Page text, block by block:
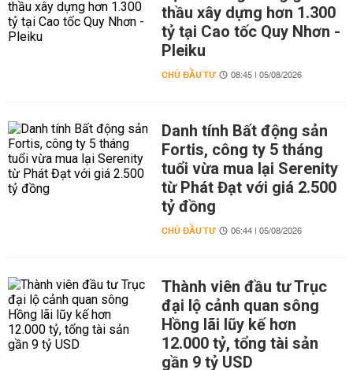
thầu xây dựng hơn 1.300
tỷ tại Cao tốc Quy Nhơn -
Pleiku
CHỦ ĐẦU TƯ 08:45 | 05/08/2026
Danh tính Bất động sản
Fortis, công ty 5 tháng
tuổi vừa mua lại Serenity
từ Phát Đạt với giá 2.500
tỷ đồng
CHỦ ĐẦU TƯ 06:44 | 05/08/2026
Thành viên đầu tư Trục
đại lộ cảnh quan sông
Hồng lãi lũy kế hơn
12.000 tỷ, tổng tài sản
gần 9 tỷ USD